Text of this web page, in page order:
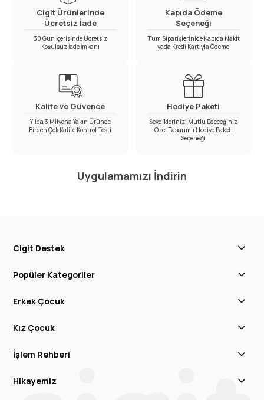
Cigit Ürünlerinde
Ücretsiz İade
30 Gün İçerisinde Ücretsiz
Koşulsuz İade İmkanı
Kapıda Ödeme
Seçeneği
Tüm Siparişlerinide Kapıda Nakit
yada Kredi Kartıyla Ödeme
Kalite ve Güvence
Yılda 3 Milyona Yakın Üründe
Birden Çok Kalite Kontrol Testi
Hediye Paketi
Sevdiklerinizi Mutlu Edeceğiniz
Özel Tasarımlı Hediye Paketi
Seçeneği
Uygulamamızı İndirin
Cigit Destek
Popüler Kategoriler
Erkek Çocuk
Kız Çocuk
İşlem Rehberi
Hikayemiz